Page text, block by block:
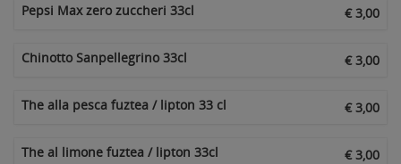
Pepsi Max zero zuccheri 33cl € 3,00
Chinotto Sanpellegrino 33cl € 3,00
The alla pesca fuztea / lipton 33 cl € 3,00
The al limone fuztea / lipton 33cl € 3,00